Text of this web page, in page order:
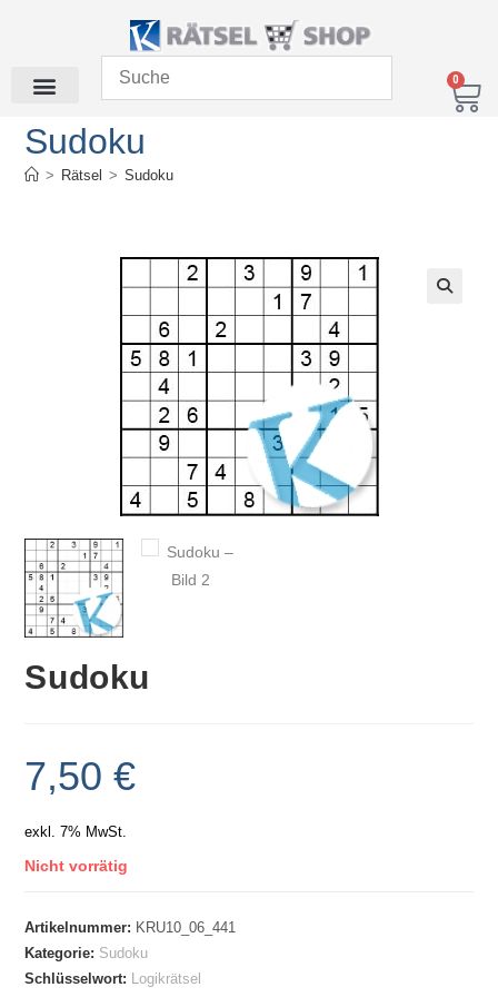
0
Sudoku
> Rätsel > Sudoku
Sudoku
7,50€
exkl. 7% MwSt.
Nicht vorrätig
Artikelnummer: KRU10_06_441
Kategorie: Sudoku
Schlüsselwort:
Logikrätsel